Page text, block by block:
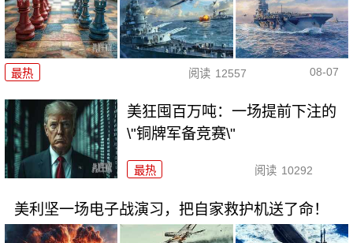
最热 阅读 12557 08-07
美狂囤百万吨：一场提前下注的
\"铜牌军备竞赛\"
最热 阅读 10292
美利坚一场电子战演习，把自家救护机送了命！